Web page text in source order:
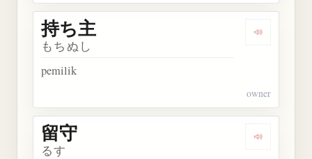
Dengarkan
持ち主
もちぬし
pemilik
owner
Dengarkan
留守
るす